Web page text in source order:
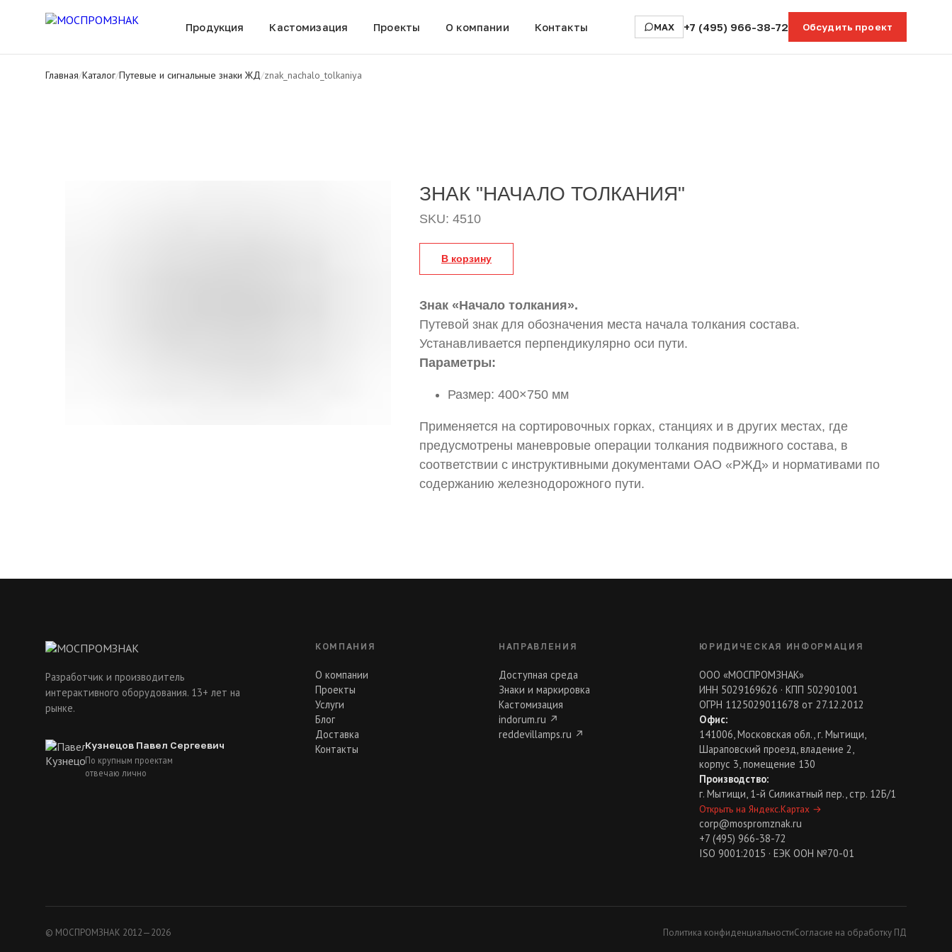
Продукция Кастомизация Проекты О компании Контакты MAX +7 (495) 966-38-72 Обсудить проект
Главная/Каталог/Путевые и сигнальные знаки ЖД/znak_nachalo_tolkaniya
Все товары
ЗНАК "НАЧАЛО ТОЛКАНИЯ"
SKU: 4510
В корзину
Знак «Начало толкания».
Путевой знак для обозначения места начала толкания состава.
Устанавливается перпендикулярно оси пути.
Параметры:
Размер: 400×750 мм
Применяется на сортировочных горках, станциях и в других местах, где
предусмотрены маневровые операции толкания подвижного состава, в
соответствии с инструктивными документами ОАО «РЖД» и нормативами по
содержанию железнодорожного пути.
Разработчик и производитель
интерактивного оборудования. 13+ лет на
рынке.
Кузнецов Павел Сергеевич
По крупным проектам
отвечаю лично
КОМПАНИЯ
О компании
Проекты
Услуги
Блог
Доставка
Контакты
НАПРАВЛЕНИЯ
Доступная среда
Знаки и маркировка
Кастомизация
indorum.ru ↗
reddevillamps.ru ↗
ЮРИДИЧЕСКАЯ ИНФОРМАЦИЯ
ООО «МОСПРОМЗНАК»
ИНН 5029169626 · КПП 502901001
ОГРН 1125029011678 от 27.12.2012
Офис:
141006, Московская обл., г. Мытищи,
Шараповский проезд, владение 2,
корпус 3, помещение 130
Производство:
г. Мытищи, 1-й Силикатный пер., стр. 12Б/1
Открыть на Яндекс.Картах →
corp@mospromznak.ru
+7 (495) 966-38-72
ISO 9001:2015 · ЕЭК ООН №70-01
© МОСПРОМЗНАК 2012—2026 Политика конфиденциальностиСогласие на обработку ПД